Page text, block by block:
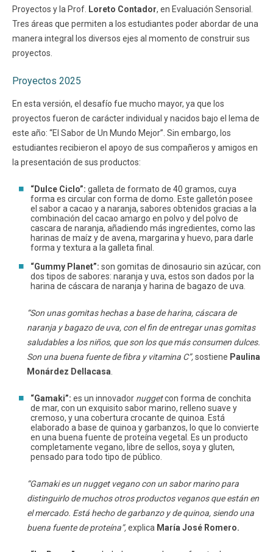
Proyectos y la Prof. Loreto Contador, en Evaluación Sensorial.
Tres áreas que permiten a los estudiantes poder abordar de una
manera integral los diversos ejes al momento de construir sus
proyectos.
Proyectos 2025
En esta versión, el desafío fue mucho mayor, ya que los
proyectos fueron de carácter individual y nacidos bajo el lema de
este año: “El Sabor de Un Mundo Mejor”. Sin embargo, los
estudiantes recibieron el apoyo de sus compañeros y amigos en
la presentación de sus productos:
“Dulce Ciclo”: galleta de formato de 40 gramos, cuya
forma es circular con forma de domo. Este galletón posee
el sabor a cacao y a naranja, sabores obtenidos gracias a la
combinación del cacao amargo en polvo y del polvo de
cascara de naranja, añadiendo más ingredientes, como las
harinas de maíz y de avena, margarina y huevo, para darle
forma y textura a la galleta final.
“Gummy Planet”: son gomitas de dinosaurio sin azúcar, con
dos tipos de sabores: naranja y uva, estos son dados por la
harina de cáscara de naranja y harina de bagazo de uva.
“Son unas gomitas hechas a base de harina, cáscara de
naranja y bagazo de uva, con el fin de entregar unas gomitas
saludables a los niños, que son los que más consumen dulces.
Son una buena fuente de fibra y vitamina C”,sostiene Paulina
Monárdez Dellacasa
“Gamaki”: es un innovador nuggetcon forma de conchita
de mar, con un exquisito sabor marino, relleno suave y
cremoso, y una cobertura crocante de quinoa. Está
elaborado a base de quinoa y garbanzos, lo que lo convierte
en una buena fuente de proteína vegetal. Es un producto
completamente vegano, libre de sellos, soya y gluten,
pensado para todo tipo de público.
“Gamaki es un nugget vegano con un sabor marino para
distinguirlo de muchos otros productos veganos que están en
el mercado. Está hecho de garbanzo y de quinoa, siendo una
buena fuente de proteína”,explica María José Romero.